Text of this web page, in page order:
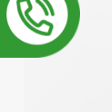
לקרוא